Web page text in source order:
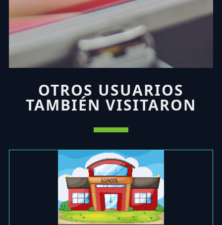
OTROS USUARIOS
TAMBIÉN VISITARON